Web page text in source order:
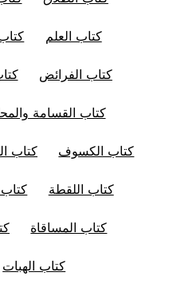
كتاب العلم
كتاب الفرائض
كتاب القسامة
كتاب الكسوف كتاب
كتاب اللقطة
كتاب المساقاة
كتاب الهبات